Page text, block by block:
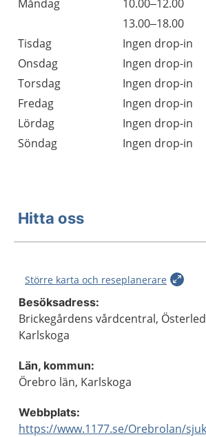
Måndag
10.00–12.00
13.00–18.00
Tisdag
Ingen drop-in
Onsdag
Ingen drop-in
Torsdag
Ingen drop-in
Fredag
Ingen drop-in
Lördag
Ingen drop-in
Söndag
Ingen drop-in
Hitta oss
Större karta och reseplanerare
Besöksadress:
Brickegårdens vårdcentral,
Karlskoga
Län, kommun:
Örebro län, Karlskoga
Webbplats:
https://www.1177.se/Orebrolan/